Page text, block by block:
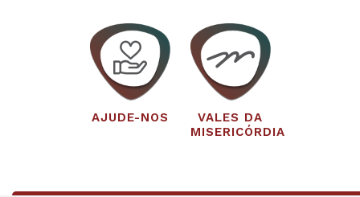
AJUDE-NOS
VALES DA
MISERICÓRDIA